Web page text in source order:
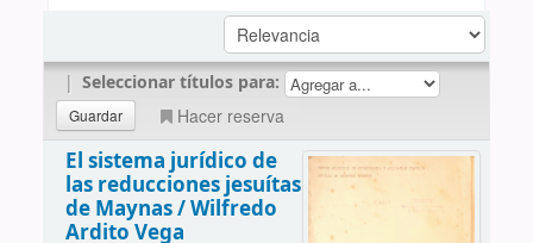
| Seleccionar títulos para:
Hacer reserva
El sistema jurídico de
las reducciones jesuítas
de Maynas /Wilfredo
Ardito Vega